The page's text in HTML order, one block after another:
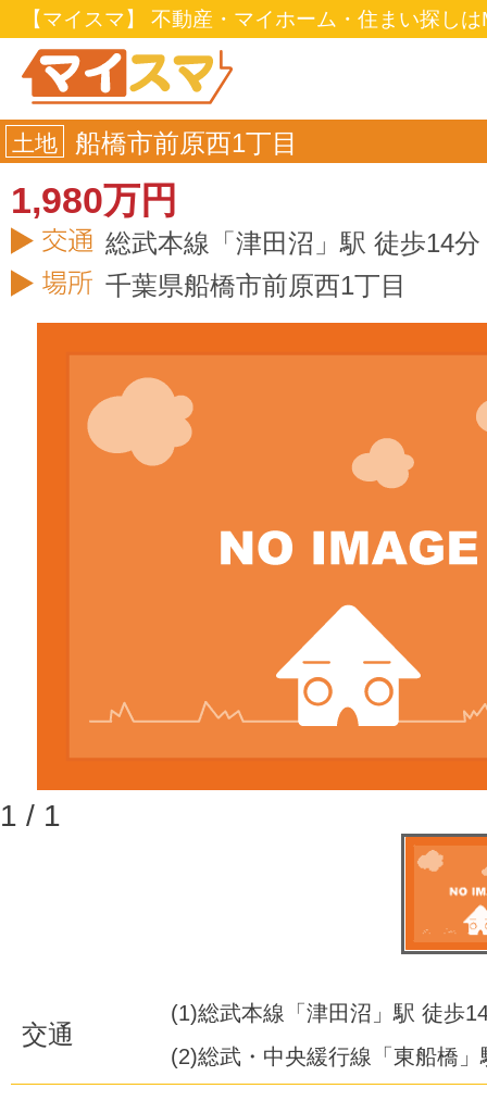
【マイスマ】 不動産・マイホーム・住まい探し
土地 船橋市前原西1丁目
1,980万円
総武本線「津田沼」駅 徒歩14分
千葉県船橋市前原西1丁目
1 / 1
交通
(1)総武本線「津田沼」駅 徒歩
(2)総武・中央緩行線「東船橋